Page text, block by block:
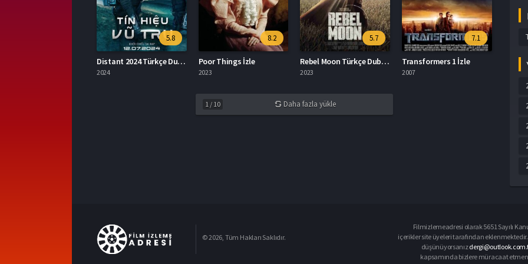
5.8
Distant 2024 Türkçe Dublaj İzle
2024
8.2
Poor Things İzle
2023
5.7
Rebel Moon Türkçe Dublaj İzle
2023
7.1
Transformers 1 İzle
2007
1 / 10 Daha fazla yükle
© 2026, Tüm Hakları Saklıdır.
Filmizlemeadresi olarak 5651 Sayılı
içerikler site üyeleri tarafından
düşünüyorsanız
kapsamında bizlere müracaat